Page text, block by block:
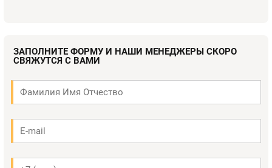
ЗАПОЛНИТЕ ФОРМУ И НАШИ МЕНЕДЖЕРЫ СКОРО
СВЯЖУТСЯ С ВАМИ